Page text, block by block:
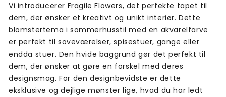
Vi introducerer Fragile Flowers, det perfekte tapet til
dem, der ønsker et kreativt og unikt interiør. Dette
blomstertema i sommerhusstil med en akvarelfarve
er perfekt til soveværelser, spisestuer, gange eller
endda stuer. Den hvide baggrund gør det perfekt til
dem, der ønsker at gøre en forskel med deres
designsmag. For den designbevidste er dette
eksklusive og dejlige mønster lige, hvad du har ledt